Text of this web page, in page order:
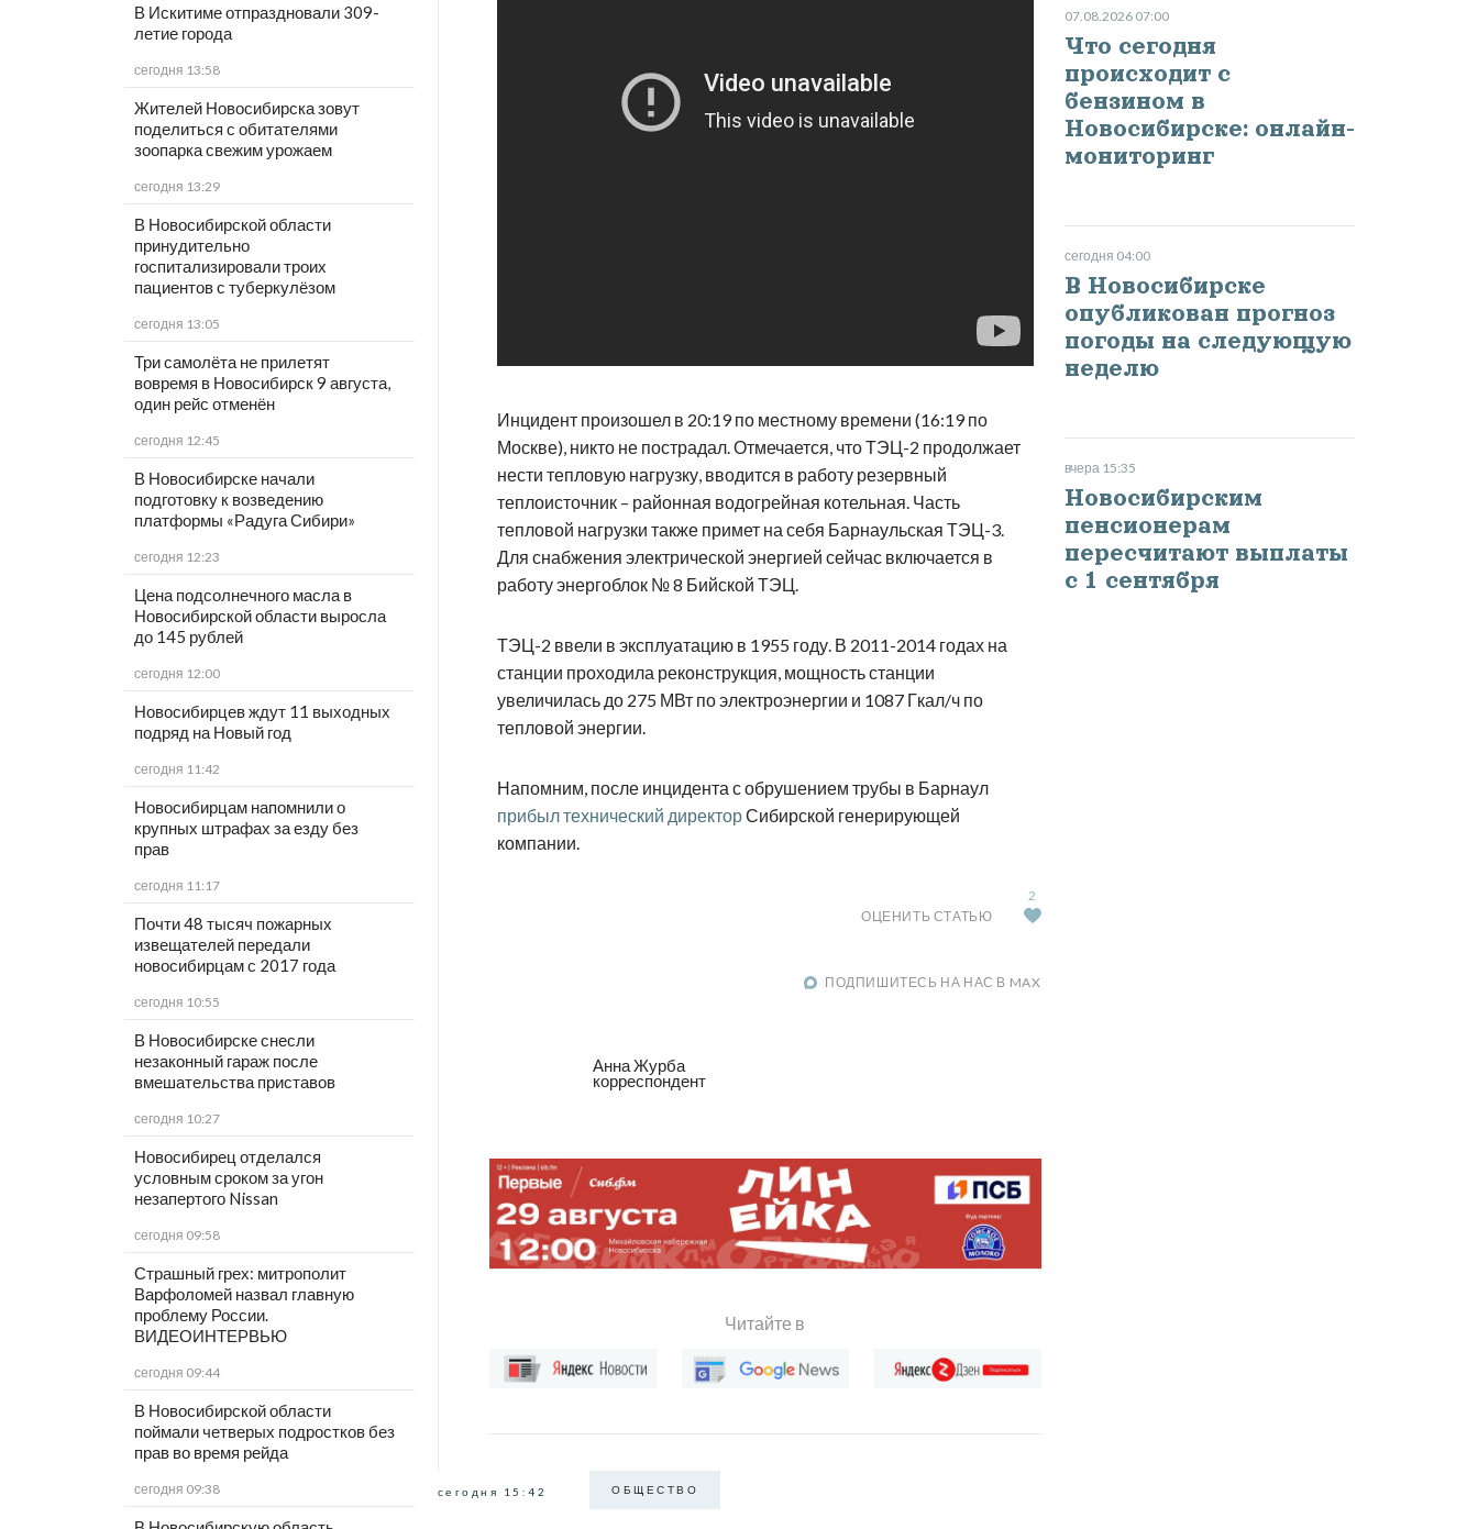
В Искитиме отпраздновали 309-
летие города
сегодня 13:58
Жителей Новосибирска зовут
поделиться с обитателями
зоопарка свежим урожаем
сегодня 13:29
В Новосибирской области
принудительно
госпитализировали троих
пациентов с туберкулёзом
сегодня 13:05
Три самолёта не прилетят
вовремя в Новосибирск 9 августа,
один рейс отменён
сегодня 12:45
В Новосибирске начали
подготовку к возведению
платформы «Радуга Сибири»
сегодня 12:23
Цена подсолнечного масла в
Новосибирской области выросла
до 145 рублей
сегодня 12:00
Новосибирцев ждут 11 выходных
подряд на Новый год
сегодня 11:42
Новосибирцам напомнили о
крупных штрафах за езду без
прав
сегодня 11:17
Почти 48 тысяч пожарных
извещателей передали
новосибирцам с 2017 года
сегодня 10:55
В Новосибирске снесли
незаконный гараж после
вмешательства приставов
сегодня 10:27
Новосибирец отделался
условным сроком за угон
незапертого Nissan
сегодня 09:58
Страшный грех: митрополит
Варфоломей назвал главную
проблему России.
ВИДЕОИНТЕРВЬЮ
сегодня 09:44
В Новосибирской области
поймали четверых подростков без
прав во время рейда
сегодня 09:38
Инцидент произошел в 20:19 по местному времени (16:19 по
Москве), никто не пострадал. Отмечается, что ТЭЦ-2 продолжает
нести тепловую нагрузку, вводится в работу резервный
теплоисточник – районная водогрейная котельная. Часть
тепловой нагрузки также примет на себя Барнаульская ТЭЦ-3.
Для снабжения электрической энергией сейчас включается в
работу энергоблок № 8 Бийской ТЭЦ.
ТЭЦ-2 ввели в эксплуатацию в 1955 году. В 2011-2014 годах на
станции проходила реконструкция, мощность станции
увеличилась до 275 МВт по электроэнергии и 1087 Гкал/ч по
тепловой энергии.
Напомним, после инцидента с обрушением трубы в Барнаул
прибыл технический директорСибирской генерирующей
компании.
ОЦЕНИТЬ СТАТЬЮ
2
ПОДПИШИТЕСЬ НА НАС В MAX
Анна Журба
корреспондент
Читайте в
сегодня 15:42 ОБЩЕСТВО
07.08.2026 07:00
Что сегодня
происходит с
бензином в
Новосибирске: онлайн-
мониторинг
сегодня 04:00
В Новосибирске
опубликован прогноз
погоды на следующую
неделю
вчера 15:35
Новосибирским
пенсионерам
пересчитают выплаты
с 1 сентября